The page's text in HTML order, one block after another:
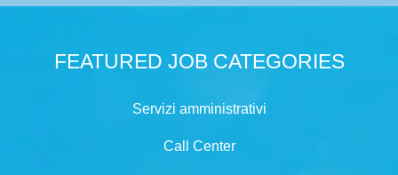
FEATURED JOB CATEGORIES
Servizi amministrativi
Call Center